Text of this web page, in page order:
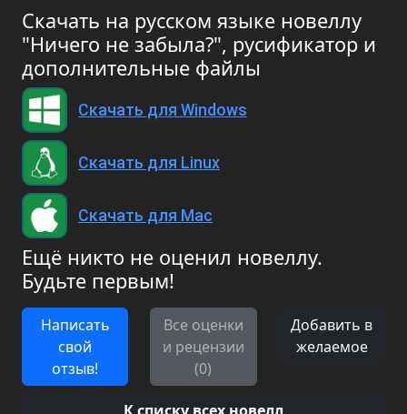
Скачать на русском языке новеллу
"Ничего не забыла?", русификатор и
дополнительные файлы
Скачать для Windows
Скачать для Linux
Скачать для Mac
Ещё никто не оценил новеллу.
Будьте первым!
Написать
свой
отзыв!
Все оценки
и рецензии
(0)
Добавить в
желаемое